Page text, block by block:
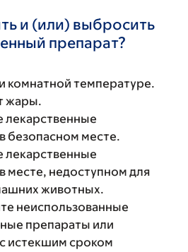
и (или) выбросить
препарат?
комнатной температуре.
жары.
лекарственные
безопасном месте.
лекарственные
месте, недоступном для
животных.
неиспользованные
препараты или
истекшим сроком